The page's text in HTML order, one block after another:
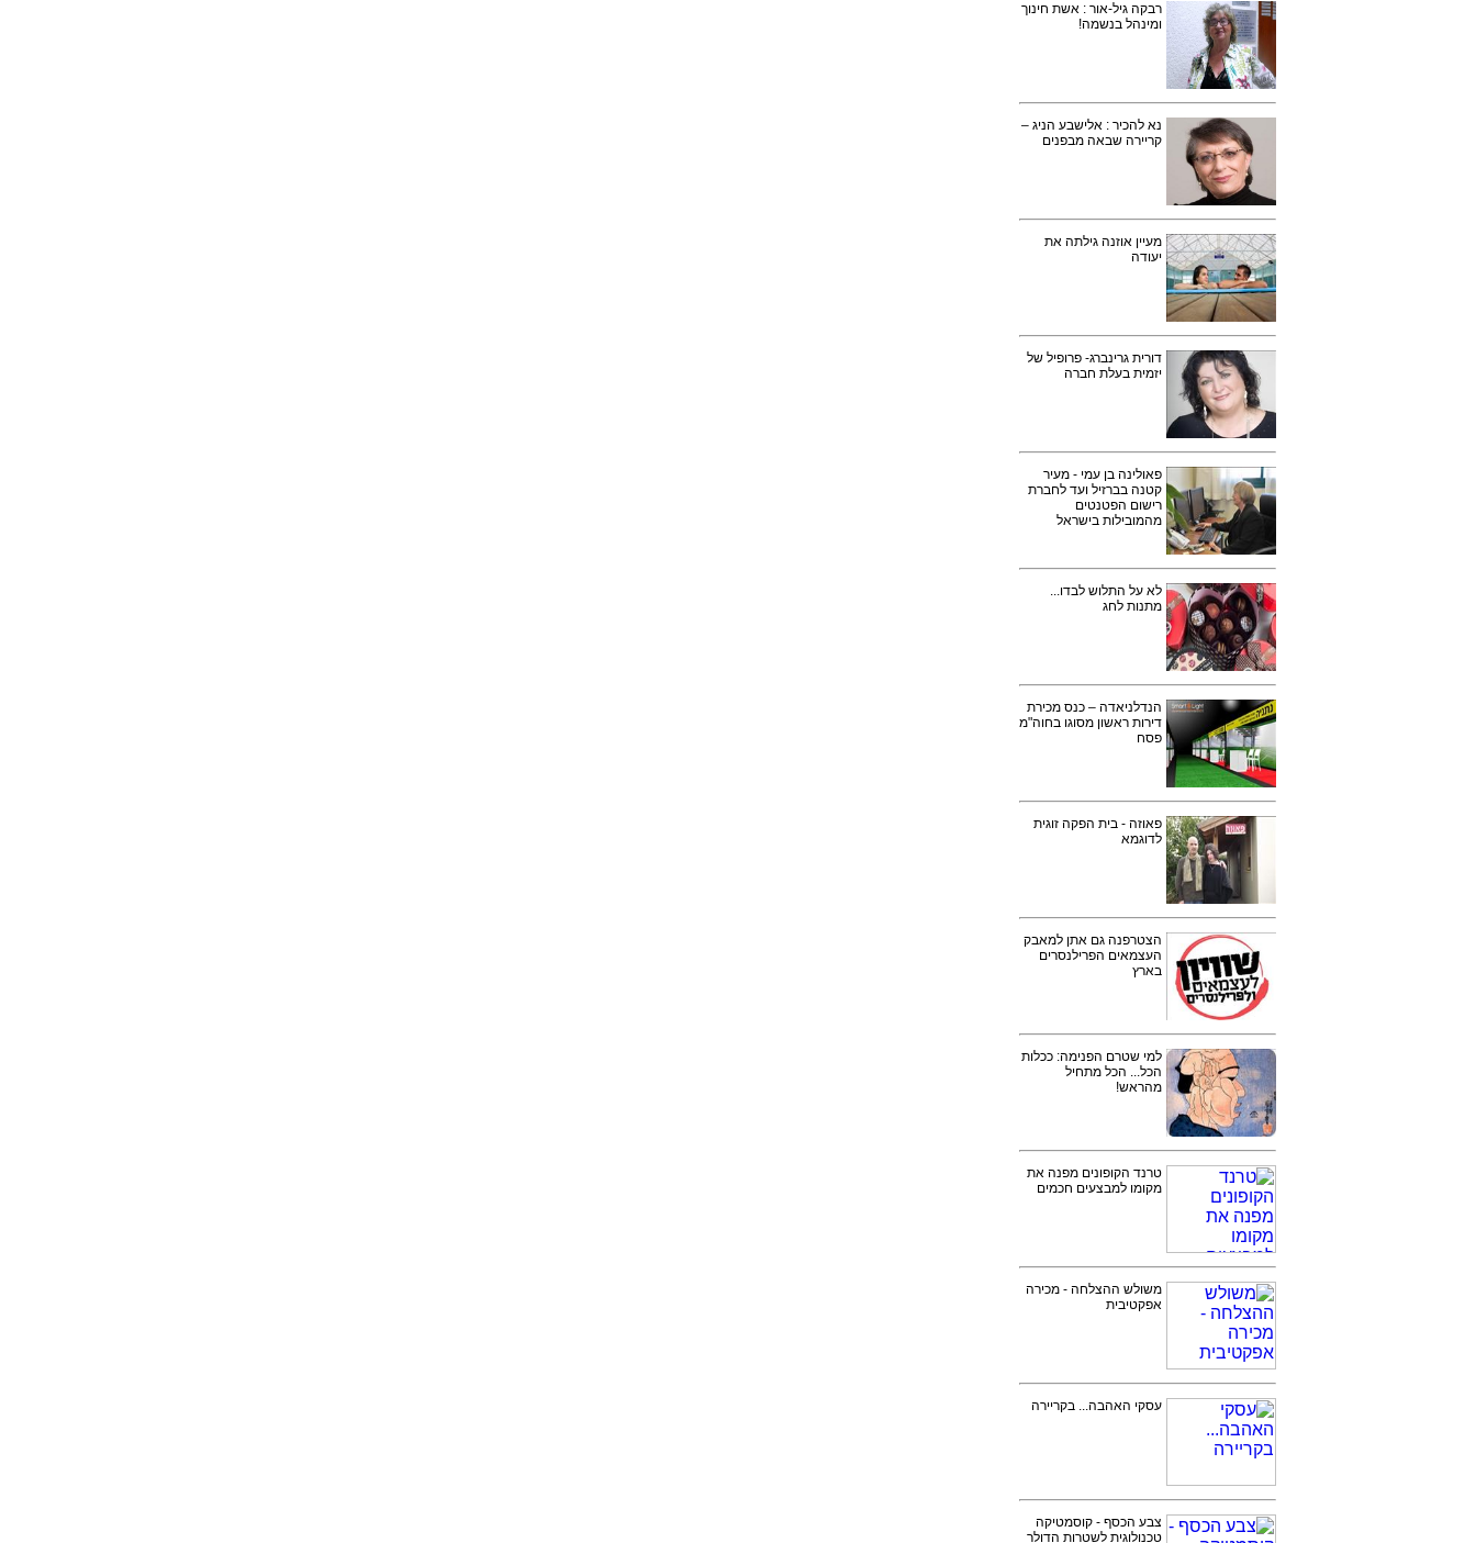
רבקה גיל-אור : אשת חינוך
ומינהל בנשמה!
נא להכיר : אלישבע הניג –
קריירה שבאה מבפנים
מעיין אוזנה גילתה את
יעודה
דורית גרינברג- פרופיל של
יזמית בעלת חברה
פאולינה בן עמי - מעיר
קטנה בברזיל ועד לחברת
רישום הפטנטים
מהמובילות בישראל
לא על התלוש לבדו...
מתנות לחג
הנדלניאדה – כנס מכירת
דירות ראשון מסוגו בחוה"מ
פסח
פאוזה - בית הפקה זוגית
לדוגמא
הצטרפנה גם אתן למאבק
העצמאים הפרילנסרים
בארץ
למי שטרם הפנימה: ככלות
הכל... הכל מתחיל
מהראש!
טרנד הקופונים מפנה את
מקומו למבצעים חכמים
משולש ההצלחה - מכירה
אפקטיבית
עסקי האהבה... בקריירה
צבע הכסף - קוסמטיקה
טכנולוגית לשטרות הדולר